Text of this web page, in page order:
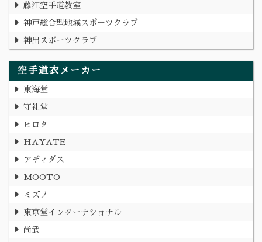
藤江空手道教室
神戸総合型地域スポーツクラブ
神出スポーツクラブ
空手道衣メーカー
東海堂
守礼堂
ヒロタ
HAYATE
アディダス
MOOTO
ミズノ
東京堂インターナショナル
尚武